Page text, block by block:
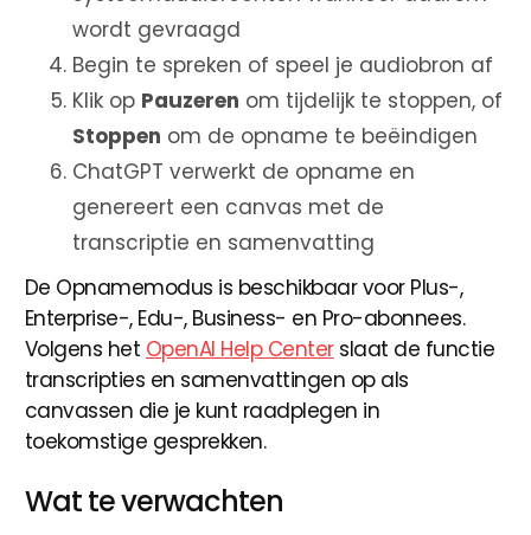
wordt gevraagd
Begin te spreken of speel je audiobron af
Klik op Pauzeren om tijdelijk te stoppen, of
Stoppen om de opname te beëindigen
ChatGPT verwerkt de opname en
genereert een canvas met de
transcriptie en samenvatting
De Opnamemodus is beschikbaar voor Plus-,
Enterprise-, Edu-, Business- en Pro-abonnees.
Volgens het OpenAI Help Centerslaat de functie
transcripties en samenvattingen op als
canvassen die je kunt raadplegen in
toekomstige gesprekken.
Wat te verwachten